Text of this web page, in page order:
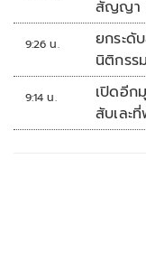
สัญญา '
9:26 น.
ยกระดั
นิติกรร
9:14 น.
เปิดอีก
สับเละ